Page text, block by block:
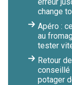
change
Apéro :
au
tester
Retour
conseillé
potager